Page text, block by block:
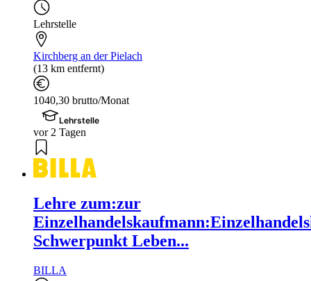
Lehrstelle
Kirchberg an der Pielach
(13 km entfernt)
1040,30 brutto/Monat
Lehrstelle
vor 2 Tagen
Lehre zum:zur
Schwerpunkt Leben...
BILLA